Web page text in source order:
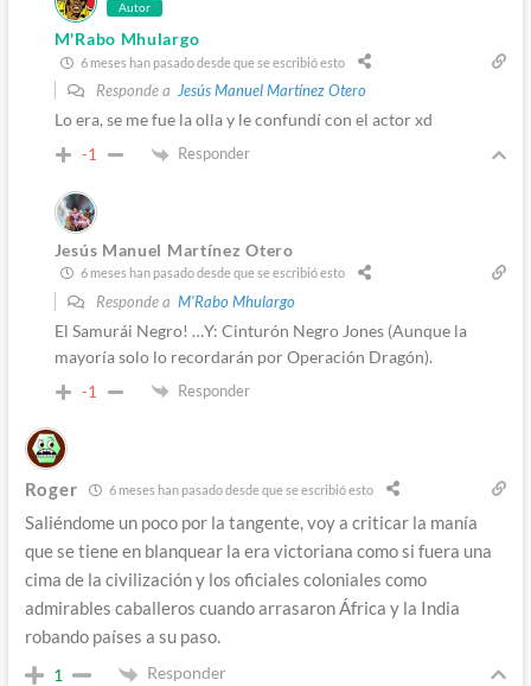
Autor
M'Rabo Mhulargo
6 meses han pasado desde que se escribió esto
Responde a Jesús Manuel Martínez Otero
Lo era, se me fue la olla y le confundí con el actor xd
-1 Responder
Jesús Manuel Martínez Otero
6 meses han pasado desde que se escribió esto
Responde a M'Rabo Mhulargo
El Samurái Negro! …Y: Cinturón Negro Jones (Aunque la
mayoría solo lo recordarán por Operación Dragón).
-1 Responder
Roger 6 meses han pasado desde que se escribió esto
Saliéndome un poco por la tangente, voy a criticar la manía
que se tiene en blanquear la era victoriana como si fuera una
cima de la civilización y los oficiales coloniales como
admirables caballeros cuando arrasaron África y la India
robando países a su paso.
1 Responder